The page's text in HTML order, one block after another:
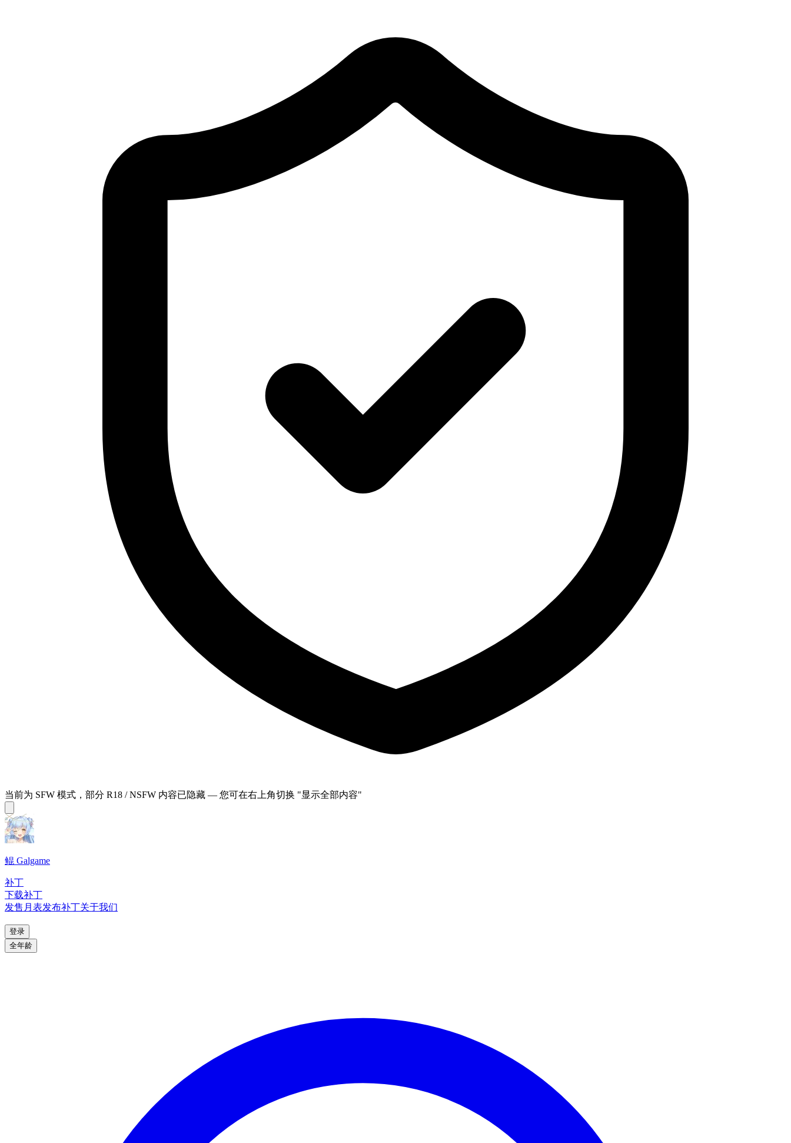
当前为 SFW 模式，部分 R18 / NSFW 内容已隐藏 — 您可在右上角切换 "显示全部内容"
鲲 Galgame
补丁
下载补丁
发售月表发布补丁关于我们
登录
全年龄